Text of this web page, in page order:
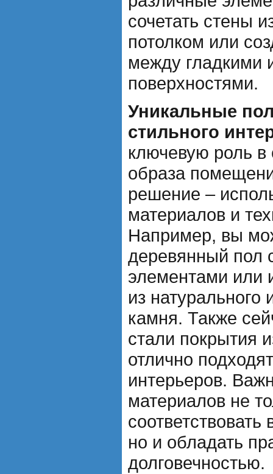
сочетать стены
потолком или
между гладкими
поверхностями.
Уникальные
стильного
ключевую роль в
образа
решение –
материалов и
Например, вы
деревянный пол
элементами или
из натурального
камня. Также
стали покрытия
отлично
интерьеров.
материалов не
но и обладать
долговечностью.